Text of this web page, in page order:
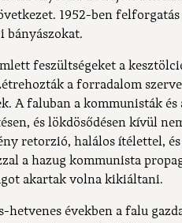
1952-ben
bányászokat.
feszültségeket a
a forradalom
A faluban a kommunisták
és lökdösődésen kívül
retorzió, halálos ítélettel,
a hazug kommunista
akartak volna kikiáltani.
hetvenes években a falu